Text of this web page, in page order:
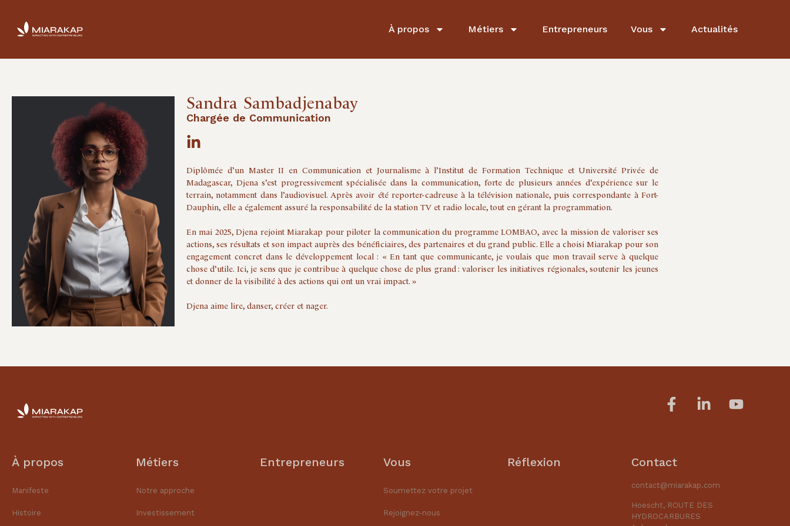
À propos Métiers Entrepreneurs Vous Actualités
Sandra Sambadjenabay
Chargée de Communication
Diplômée d’un Master II en Communication et Journalisme à l’Institut de Formation Technique et Université Privée de
Madagascar, Djena s’est progressivement spécialisée dans la communication, forte de plusieurs années d’expérience sur le
terrain, notamment dans l’audiovisuel. Après avoir été reporter-cadreuse à la télévision nationale, puis correspondante à Fort-
Dauphin, elle a également assuré la responsabilité de la station TV et radio locale, tout en gérant la programmation.
En mai 2025, Djena rejoint Miarakap pour piloter la communication du programme LOMBAO, avec la mission de valoriser ses
actions, ses résultats et son impact auprès des bénéficiaires, des partenaires et du grand public. Elle a choisi Miarakap pour son
engagement concret dans le développement local : « En tant que communicante, je voulais que mon travail serve à quelque
chose d’utile. Ici, je sens que je contribue à quelque chose de plus grand : valoriser les initiatives régionales, soutenir les jeunes
et donner de la visibilité à des actions qui ont un vrai impact. »
Djena aime lire, danser, créer et nager.
À propos
Manifeste
Histoire
Métiers
Notre approche
Investissement
Entrepreneurs Vous
Soumettez votre projet
Rejoignez-nous
Réflexion Contact
contact@miarakap.com
Hoescht, ROUTE DES
HYDROCARBURES